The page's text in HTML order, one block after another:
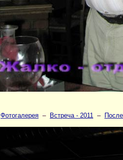
Фотогалерея – Встреча - 2011 –